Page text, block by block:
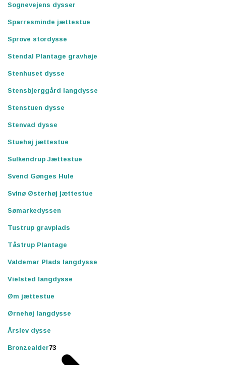
Sognevejens dysser
Sparresminde jættestue
Sprove stordysse
Stendal Plantage gravhøje
Stenhuset dysse
Stensbjerggård langdysse
Stenstuen dysse
Stenvad dysse
Stuehøj jættestue
Sulkendrup Jættestue
Svend Gønges Hule
Svinø Østerhøj jættestue
Sømarkedyssen
Tustrup gravplads
Tåstrup Plantage
Valdemar Plads langdysse
Vielsted langdysse
Øm jættestue
Ørnehøj langdysse
Årslev dysse
Bronzealder73